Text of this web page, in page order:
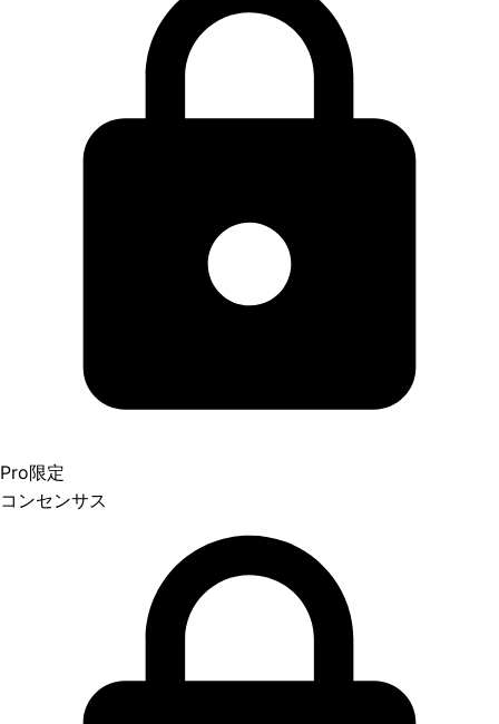
Pro限定
コンセンサス